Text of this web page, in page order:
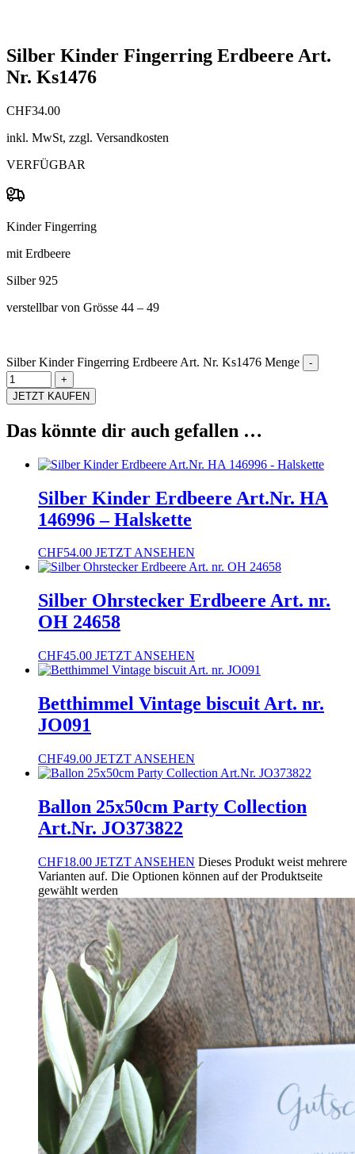
Silber Kinder Fingerring Erdbeere Art.
Nr. Ks1476
CHF34.00
inkl. MwSt, zzgl. Versandkosten
VERFÜGBAR
Kinder Fingerring
mit Erdbeere
Silber 925
verstellbar von Grösse 44 – 49
Silber Kinder Fingerring Erdbeere Art. Nr. Ks1476 Menge
JETZT KAUFEN
Das könnte dir auch gefallen …
Silber Kinder Erdbeere Art.Nr. HA
146996 – Halskette
CHF54.00 JETZT ANSEHEN
Silber Ohrstecker Erdbeere Art. nr.
OH 24658
CHF45.00 JETZT ANSEHEN
Betthimmel Vintage biscuit Art. nr.
JO091
CHF49.00 JETZT ANSEHEN
Ballon 25x50cm Party Collection
Art.Nr. JO373822
CHF18.00 JETZT ANSEHEN Dieses Produkt weist mehrere
Varianten auf. Die Optionen können auf der Produktseite
gewählt werden